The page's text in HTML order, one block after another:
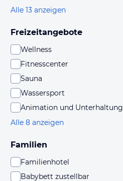
Alle 13 anzeigen
Freizeitangebote
Wellness
Fitnesscenter
Sauna
Wassersport
Animation und Unterhaltung
Alle 8 anzeigen
Familien
Familienhotel
Babybett zustellbar